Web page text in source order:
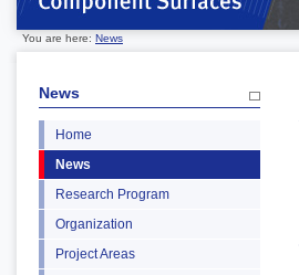
You are here: News
News
Home
News
Research Program
Organization
Project Areas